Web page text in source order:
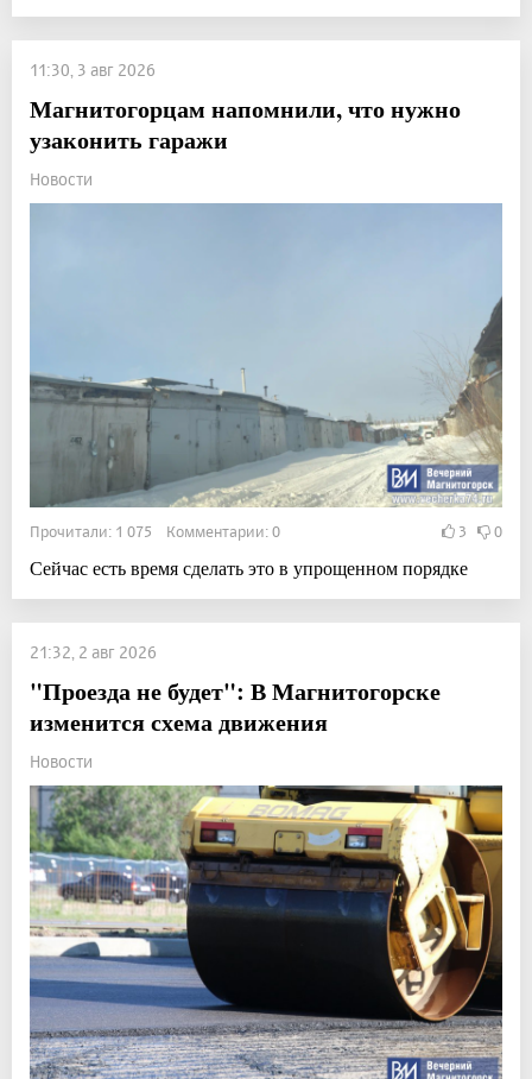
11:30, 3 авг 2026
Магнитогорцам напомнили, что нужно
узаконить гаражи
Новости
Прочитали: 1 075 Комментарии: 0 3 0
Сейчас есть время сделать это в упрощенном порядке
21:32, 2 авг 2026
"Проезда не будет": В Магнитогорске
изменится схема движения
Новости